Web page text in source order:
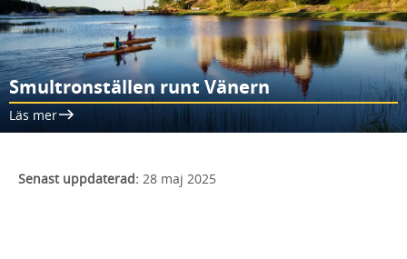
Smultronställen runt Vänern
Läs mer
Senast uppdaterad: 28 maj 2025